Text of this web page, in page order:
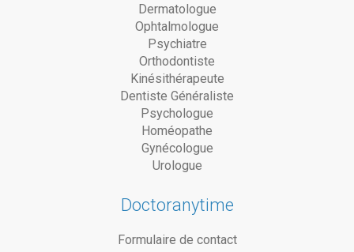
Dermatologue
Ophtalmologue
Psychiatre
Orthodontiste
Kinésithérapeute
Dentiste Généraliste
Psychologue
Homéopathe
Gynécologue
Urologue
Doctoranytime
Formulaire de contact